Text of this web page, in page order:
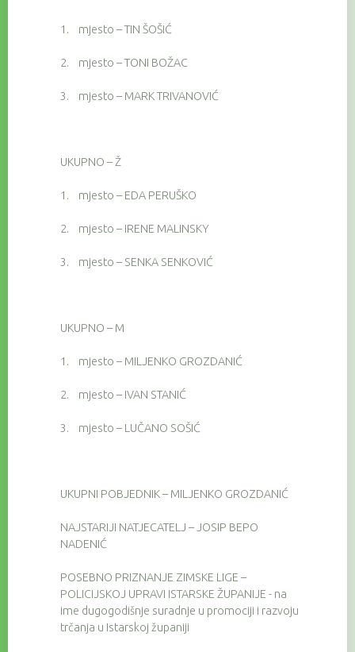
1. mjesto – TIN ŠOŠIĆ
2. mjesto – TONI BOŽAC
3. mjesto – MARK TRIVANOVIĆ
UKUPNO – Ž
1. mjesto – EDA PERUŠKO
2. mjesto – IRENE MALINSKY
3. mjesto – SENKA SENKOVIĆ
UKUPNO – M
1. mjesto – MILJENKO GROZDANIĆ
2. mjesto – IVAN STANIĆ
3. mjesto – LUČANO SOŠIĆ
UKUPNI POBJEDNIK – MILJENKO GROZDANIĆ
NAJSTARIJI NATJECATELJ – JOSIP BEPO
NADENIĆ
POSEBNO PRIZNANJE ZIMSKE LIGE –
POLICIJSKOJ UPRAVI ISTARSKE ŽUPANIJE - na
ime dugogodišnje suradnje u promociji i razvoju
trčanja u Istarskoj županiji